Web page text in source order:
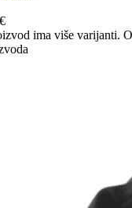
€
ima više varijanti.